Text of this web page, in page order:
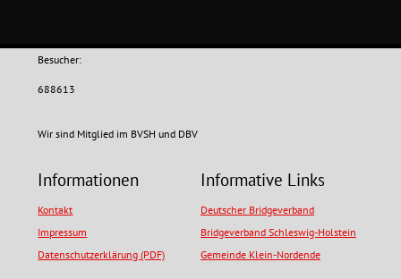
Besucher:
688613
Wir sind Mitglied im BVSH und DBV
Informationen
Kontakt
Impressum
Datenschutzerklärung (PDF)
Informative Links
Deutscher Bridgeverband
Bridgeverband Schleswig-Holstein
Gemeinde Klein-Nordende